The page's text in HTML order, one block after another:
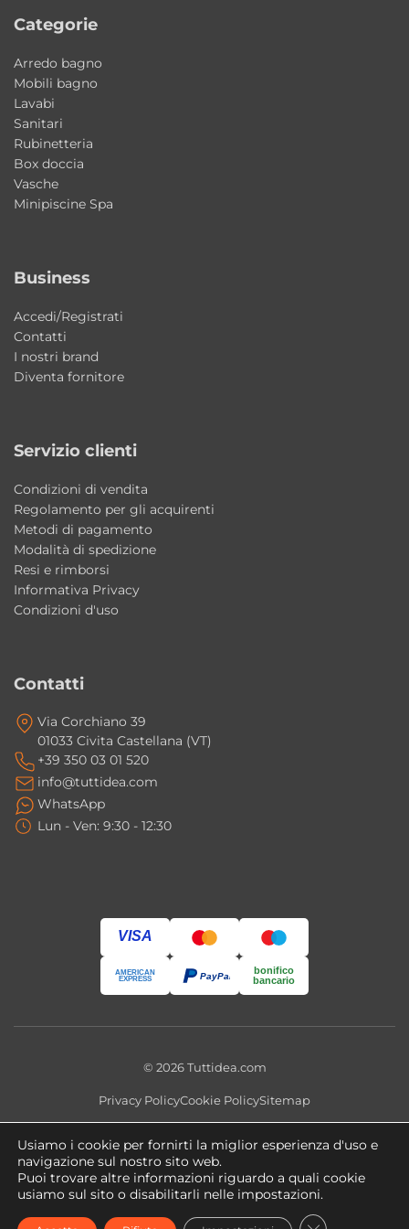
eleganti, minimal e dal forte equilibrio
estetico.
Caratteristiche principali
Tipologia: lavabo sospeso o da appoggio
Collezione: Kanaal
Brand: Kerasan
Designer: Massimiliano Cicconi
Dimensioni: 80×46,5xH35 cm
Produzione: Made in Italy
Perché scegliere il lavabo Kanaal Kerasan
Made in Italy e massima libertà progettuale
appoggio.
Il lavabo può essere installato sia sospeso
che da appoggio?
Sì, il lavabo Kanaal è progettato per
Sì, il lavabo è disponibile con 1 foro standard
oppure su richiesta con 2/3 fori rubinetteria.
Categorie
Arredo bagno
Mobili bagno
Lavabi
Sanitari
Rubinetteria
Box doccia
Vasche
Minipiscine Spa
Business
Accedi/Registrati
Contatti
I nostri brand
Diventa fornitore
Servizio clienti
Condizioni di vendita
Regolamento per gli acquirenti
Metodi di pagamento
Modalità di spedizione
Resi e rimborsi
Informativa Privacy
Condizioni d'uso
Contatti
Via Corchiano 39
01033 Civita Castellana (VT)
+39 350 03 01 520
info@tuttidea.com
WhatsApp
Lun - Ven: 9:30 - 12:30
VISA
AMERICAN
EXPRESS PayPal
bonifico
bancario
© 2026 Tuttidea.com
Privacy PolicyCookie PolicySitemap
Questo sito utilizza cookie tecnici e, previo consenso, cookie
analitici e di profilazione. Puoi modificare le preferenze in qualsiasi
momento tramiteImpostazioni Cookie
Copyright 2026 ©tuttidea.com- P.IVA 02466470560 -
Usiamo i cookie per fornirti la miglior esperienza d'uso e
navigazione sul nostro sito web.
Puoi trovare altre informazioni riguardo a quali cookie
usiamo sul sito o disabilitarli nelle impostazioni.